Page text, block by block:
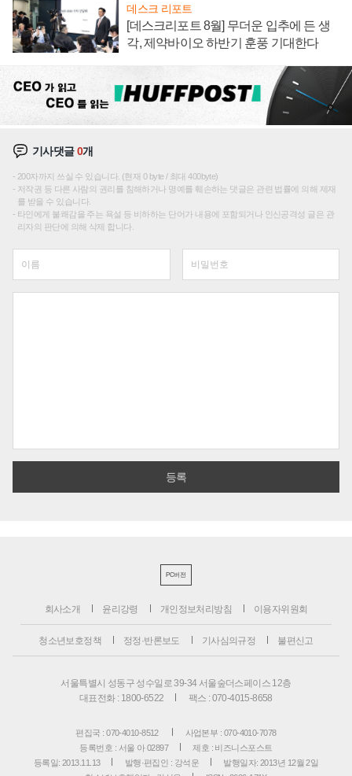
데스크 리포트
[데스크리포트 8월] 무더운 입추에 든 생
각, 제약바이오 하반기 훈풍 기대한다
기사댓글0개
200자까지 쓰실 수 있습니다. (현재 0 byte / 최대 400byte)
저작권 등 다른 사람의 권리를 침해하거나 명예를 훼손하는 댓글은 관련 법률에 의해 제재
를 받을 수 있습니다.
타인에게 불쾌감을 주는 욕설 등 비하하는 단어가 내용에 포함되거나 인신공격성 글은 관
리자의 판단에 의해 삭제 합니다.
PC버전
회사소개 윤리강령 개인정보처리방침 이용자위원회
청소년보호정책 정정·반론보도 기사심의규정 불편신고
서울특별시 성동구 성수일로 39-34 서울숲더스페이스 12층
대표전화 : 1800-6522
팩스 : 070-4015-8658
편집국 : 070-4010-8512
사업본부 : 070-4010-7078
등록번호 : 서울 아 02897
제호 : 비즈니스포스트
등록일: 2013.11.13
발행·편집인 : 강석운
발행일자: 2013년 12월 2일